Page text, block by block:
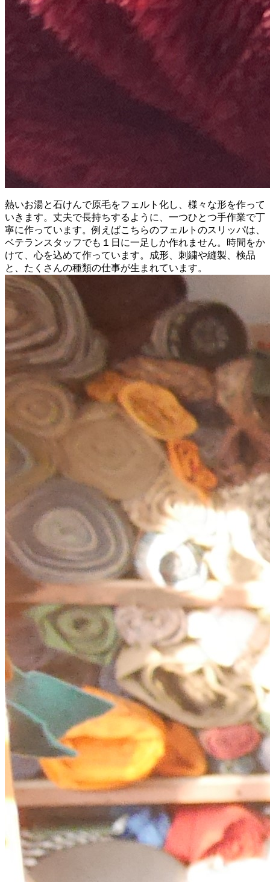
熱いお湯と石けんで原毛をフェルト化し、様々な形を作って
いきます。丈夫で長持ちするように、一つひとつ手作業で丁
寧に作っています。例えばこちらのフェルトのスリッパは、
ベテランスタッフでも１日に一足しか作れません。時間をか
けて、心を込めて作っています。成形、刺繍や縫製、検品
と、たくさんの種類の仕事が生まれています。